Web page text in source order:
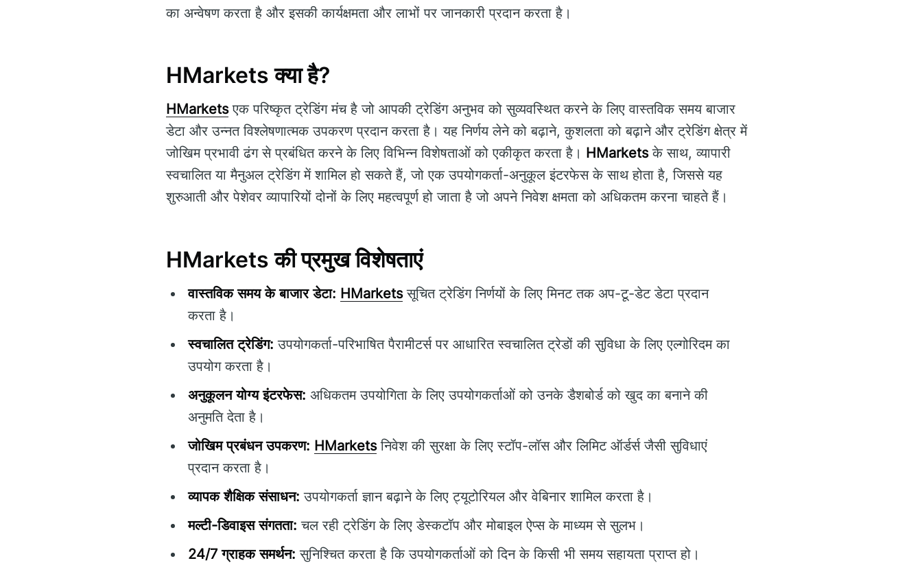
का अन्वेषण करता है और इसकी कार्यक्षमता और लाभों पर जानकारी प्रदान करता है।
HMarkets क्या है?
HMarketsएक परिष्कृत ट्रेडिंग मंच है जो आपकी ट्रेडिंग अनुभव को सुव्यवस्थित करने के लिए वास्तविक समय बाजार
डेटा और उन्नत विश्लेषणात्मक उपकरण प्रदान करता है। यह निर्णय लेने को बढ़ाने, कुशलता को बढ़ाने और ट्रेडिंग क्षेत्र में
जोखिम प्रभावी ढंग से प्रबंधित करने के लिए विभिन्न विशेषताओं को एकीकृत करता है। HMarketsके साथ, व्यापारी
स्वचालित या मैनुअल ट्रेडिंग में शामिल हो सकते हैं, जो एक उपयोगकर्ता-अनुकूल इंटरफेस के साथ होता है, जिससे यह
शुरुआती और पेशेवर व्यापारियों दोनों के लिए महत्वपूर्ण हो जाता है जो अपने निवेश क्षमता को अधिकतम करना चाहते हैं।
HMarkets की प्रमुख विशेषताएं
वास्तविक समय के बाजार डेटा: HMarketsसूचित ट्रेडिंग निर्णयों के लिए मिनट तक अप-टू-डेट डेटा प्रदान
करता है।
स्वचालित ट्रेडिंग: उपयोगकर्ता-परिभाषित पैरामीटर्स पर आधारित स्वचालित ट्रेडों की सुविधा के लिए एल्गोरिदम का
उपयोग करता है।
अनुकूलन योग्य इंटरफेस: अधिकतम उपयोगिता के लिए उपयोगकर्ताओं को उनके डैशबोर्ड को खुद का बनाने की
अनुमति देता है।
जोखिम प्रबंधन उपकरण: HMarketsनिवेश की सुरक्षा के लिए स्टॉप-लॉस और लिमिट ऑर्डर्स जैसी सुविधाएं
प्रदान करता है।
व्यापक शैक्षिक संसाधन: उपयोगकर्ता ज्ञान बढ़ाने के लिए ट्यूटोरियल और वेबिनार शामिल करता है।
मल्टी-डिवाइस संगतता: चल रही ट्रेडिंग के लिए डेस्कटॉप और मोबाइल ऐप्स के माध्यम से सुलभ।
24/7 ग्राहक समर्थन: सुनिश्चित करता है कि उपयोगकर्ताओं को दिन के किसी भी समय सहायता प्राप्त हो।